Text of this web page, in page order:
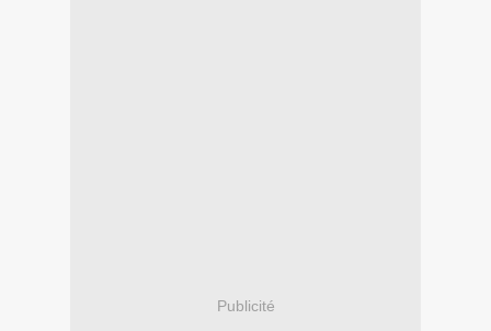
Publicité